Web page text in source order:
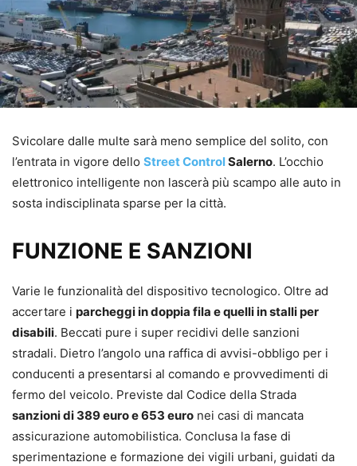
Svicolare dalle multe sarà meno semplice del solito, con
l’entrata in vigore dello Street ControlSalerno. L’occhio
elettronico intelligente non lascerà più scampo alle auto in
sosta indisciplinata sparse per la città.
FUNZIONE E SANZIONI
Varie le funzionalità del dispositivo tecnologico. Oltre ad
accertare i parcheggi in doppia fila e quelli in stalli per
disabili. Beccati pure i super recidivi delle sanzioni
stradali. Dietro l’angolo una raffica di avvisi-obbligo per i
conducenti a presentarsi al comando e provvedimenti di
fermo del veicolo. Previste dal Codice della Strada
sanzioni di 389 euro e 653 euro nei casi di mancata
assicurazione automobilistica. Conclusa la fase di
sperimentazione e formazione dei vigili urbani, guidati da